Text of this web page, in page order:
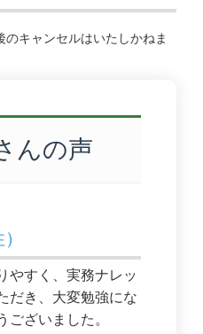
キャンセルはいたしかねま
んの声
やすく、実務ナレッ
だき、大変勉強にな
ございました。